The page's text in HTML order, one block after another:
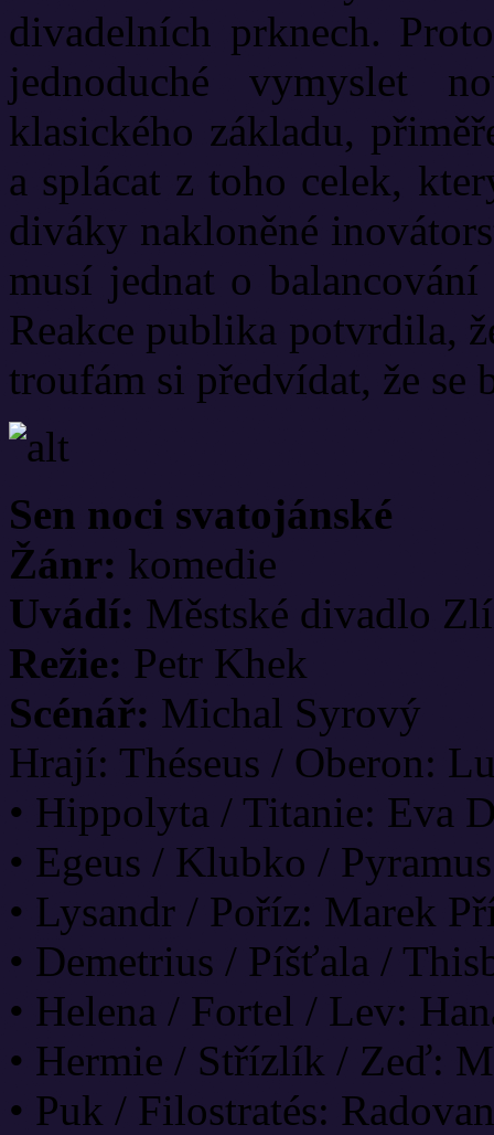
divadelních prknech.
jednoduché vymyslet
klasického základu,
a splácat z toho celek,
diváky nakloněné
musí jednat o
Reakce publika potvrdila,
troufám si předvídat, že se
Sen noci svatojánské
Žánr: komedie
Uvádí: Městské divadlo
Režie: Petr Khek
Scénář: Michal Syrový
Hrají: Théseus / Oberon:
• Hippolyta / Titanie: Eva
• Egeus / Klubko /
• Lysandr / Poříz: Marek
• Demetrius / Píšťala /
• Helena / Fortel / Lev:
• Hermie / Střízlík / Zeď:
• Puk / Filostratés: